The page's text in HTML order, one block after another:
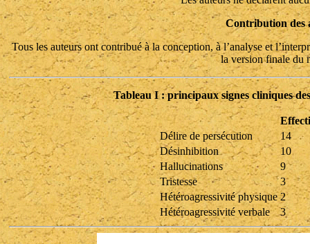
Contribution des
Tous les auteurs ont contribué à la conception, à l’analyse et
la version finale du
Tableau I : principaux signes cliniques
Délire de persécution
14
Désinhibition
10
Hallucinations
9
Tristesse
3
Hétéroagressivité physique 2
Hétéroagressivité verbale
3